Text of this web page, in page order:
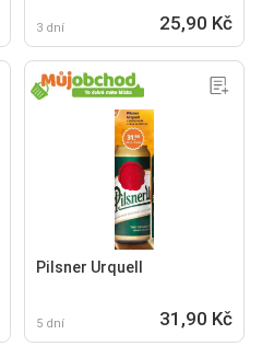
3 dní 25,90 Kč
Pilsner Urquell
5 dní 31,90 Kč